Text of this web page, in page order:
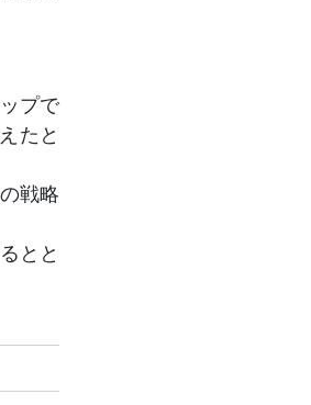
プで
たと
戦略
とと